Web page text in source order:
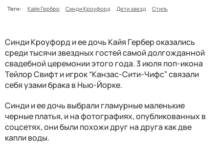
Теги:
Кайя Гербер Синди Кроуфорд Дети звезд Стиль
Синди Кроуфорд и ее дочь Кайя Гербер оказались
среди тысячи звездных гостей самой долгожданной
свадебной церемонии этого года. 3 июля поп-икона
Тейлор Свифт и игрок “Канзас-Сити-Чифс” связали
себя узами брака в Нью-Йорке.
Синди и ее дочь выбрали гламурные маленькие
черные платья, и на фотографиях, опубликованных в
соцсетях, они были похожи друг на друга как две
капли воды.